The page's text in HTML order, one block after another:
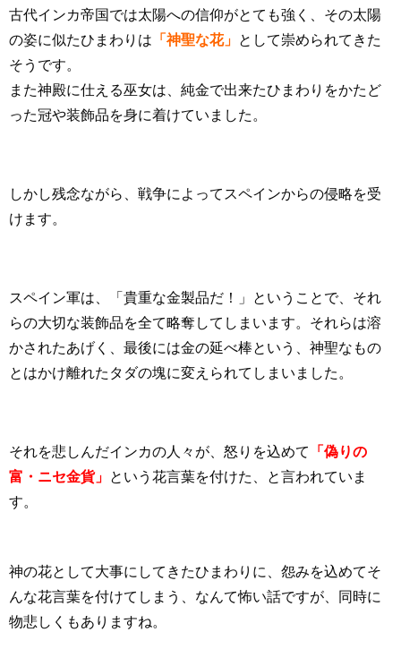
古代インカ帝国では太陽への信仰がとても強く、その太陽
の姿に似たひまわりは 「神聖な花」 として崇められてきた
そうです。
また神殿に仕える巫女は、純金で出来たひまわりをかたど
った冠や装飾品を身に着けていました。
しかし残念ながら、戦争によってスペインからの侵略を受
けます。
スペイン軍は、「貴重な金製品だ！」ということで、それ
らの大切な装飾品を全て略奪してしまいます。それらは溶
かされたあげく、最後には金の延べ棒という、神聖なもの
とはかけ離れたタダの塊に変えられてしまいました。
それを悲しんだインカの人々が、怒りを込めて
「偽りの
富・ニセ金貨」 という花言葉を付けた、と言われていま
す。
神の花として大事にしてきたひまわりに、怨みを込めてそ
んな花言葉を付けてしまう、なんて怖い話ですが、同時に
物悲しくもありますね。